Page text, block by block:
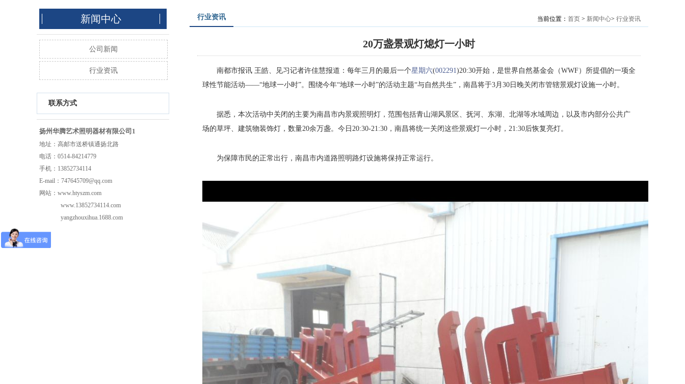
新闻中心
公司新闻
行业资讯
联系方式
扬州华腾艺术照明器材有限公司1
地址：高邮市送桥镇通扬北路
电话：0514-84214779
手机：13852734114
E-mail：747645709@qq.com
网站：www.htyszm.com
www.13852734114.com
yangzhouxihua.1688.com
当前位置： 首页 > 新闻中心> 行业资讯
行业资讯
20万盏景观灯熄灯一小时
南都市报讯 王皓、见习记者许佳慧报道：每年三月的最后一个星期六(002291)20:30开始，是世界自然基金会（WWF）所提倡的一项全
球性节能活动——“地球一小时”。围绕今年“地球一小时”的活动主题“与自然共生”，南昌将于3月30日晚关闭市管辖景观灯设施一小时。
据悉，本次活动中关闭的主要为南昌市内景观照明灯，范围包括青山湖风景区、抚河、东湖、北湖等水域周边，以及市内部分公共广
场的草坪、建筑物装饰灯，数量20余万盏。今日20:30-21:30，南昌将统一关闭这些景观灯一小时，21:30后恢复亮灯。
为保障市民的正常出行，南昌市内道路照明路灯设施将保持正常运行。